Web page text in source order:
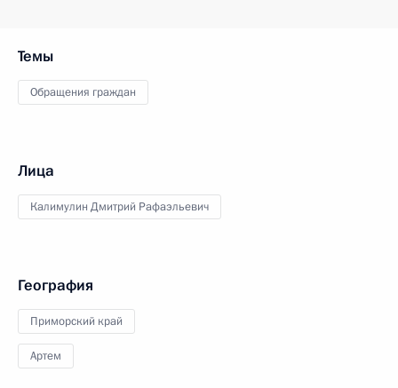
Темы
Обращения граждан
Лица
Калимулин Дмитрий Рафаэльевич
География
Приморский край
Артем